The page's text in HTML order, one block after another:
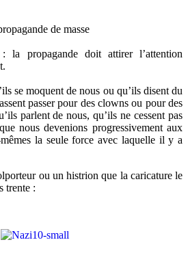
de masse
: la propagande doit attirer l’attention
se moquent de nous ou qu’ils disent du
passer pour des clowns ou pour des
parlent de nous, qu’ils ne cessent pas
nous devenions progressivement aux
la seule force avec laquelle il y a
ou un histrion que la caricature le
trente :